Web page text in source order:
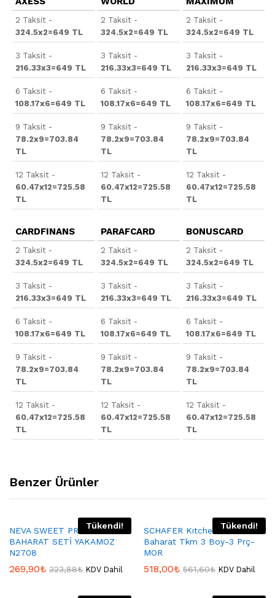
2 Taksit -
324.5x2=649 TL
3 Taksit -
216.33x3=649 TL
6 Taksit -
108.17x6=649 TL
9 Taksit -
78.2x9=703.84
TL
12 Taksit -
60.47x12=725.58
TL
2 Taksit -
324.5x2=649 TL
3 Taksit -
216.33x3=649 TL
6 Taksit -
108.17x6=649 TL
9 Taksit -
78.2x9=703.84
TL
12 Taksit -
60.47x12=725.58
TL
2 Taksit -
324.5x2=649 TL
3 Taksit -
216.33x3=649 TL
6 Taksit -
108.17x6=649 TL
9 Taksit -
78.2x9=703.84
TL
12 Taksit -
60.47x12=725.58
TL
CARDFINANS
2 Taksit -
324.5x2=649 TL
3 Taksit -
216.33x3=649 TL
6 Taksit -
108.17x6=649 TL
9 Taksit -
78.2x9=703.84
TL
12 Taksit -
60.47x12=725.58
TL
PARAFCARD
2 Taksit -
324.5x2=649 TL
3 Taksit -
216.33x3=649 TL
6 Taksit -
108.17x6=649 TL
9 Taksit -
78.2x9=703.84
TL
12 Taksit -
60.47x12=725.58
TL
BONUSCARD
2 Taksit -
324.5x2=649 TL
3 Taksit -
216.33x3=649 TL
6 Taksit -
108.17x6=649 TL
9 Taksit -
78.2x9=703.84
TL
12 Taksit -
60.47x12=725.58
TL
Benzer Ürünler
Tükendi!
NEVA SWEET PREMİUM 6’LI
BAHARAT SETİ YAKAMOZ
N2708
269,90₺ 323,88₺ KDV Dahil
Tükendi!
SCHAFER Kıtchenhouse
Baharat Tkm 3 Boy-3 Prç-
MOR
518,00₺ 561,60₺ KDV Dahil